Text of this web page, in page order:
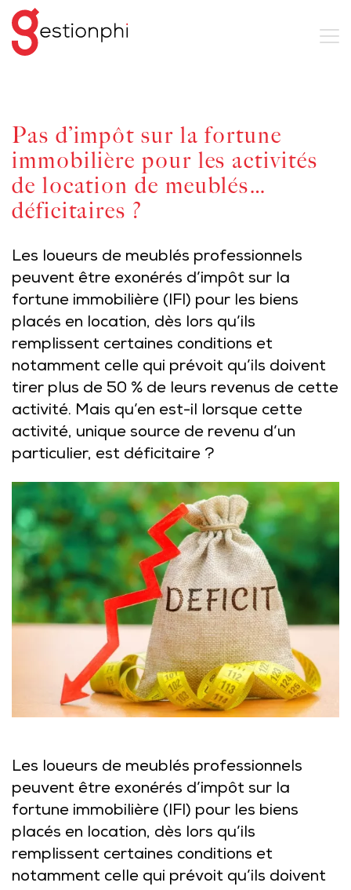
Pas d’impôt sur la fortune
immobilière pour les activités
de location de meublés…
déficitaires ?
Les loueurs de meublés professionnels
peuvent être exonérés d’impôt sur la
fortune immobilière (IFI) pour les biens
placés en location, dès lors qu’ils
remplissent certaines conditions et
notamment celle qui prévoit qu’ils doivent
tirer plus de 50 % de leurs revenus de cette
activité. Mais qu’en est-il lorsque cette
activité, unique source de revenu d’un
particulier, est déficitaire ?
Les loueurs de meublés professionnels
peuvent être exonérés d’impôt sur la
fortune immobilière (IFI) pour les biens
placés en location, dès lors qu’ils
remplissent certaines conditions et
notamment celle qui prévoit qu’ils doivent